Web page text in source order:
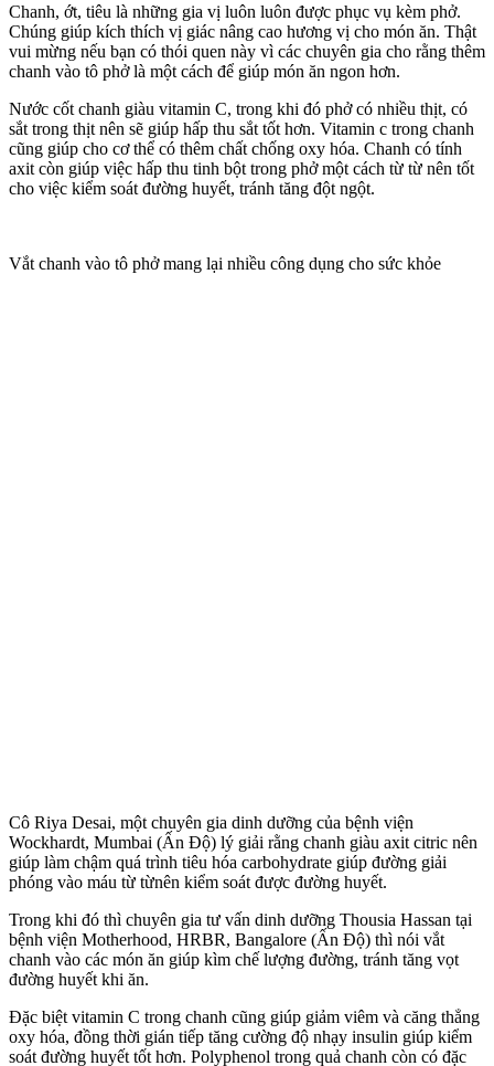
Chanh, ớt, tiêu là những gia vị luôn luôn được phục vụ kèm phở.
Chúng giúp kích thích vị giác nâng cao hương vị cho món ăn. Thật
vui mừng nếu bạn có thói quen này vì các chuyên gia cho rằng thêm
chanh vào tô phở là một cách để giúp món ăn ngon hơn.
Nước cốt chanh giàu vitamin C, trong khi đó phở có nhiều thịt, có
sắt trong thịt nên sẽ giúp hấp thu sắt tốt hơn. Vitamin c trong chanh
cũng giúp cho cơ thể có thêm chất chống oxy hóa. Chanh có tính
axit còn giúp việc hấp thu tinh bột trong phở một cách từ từ nên tốt
cho việc kiểm soát đường huyết, tránh tăng đột ngột.
Vắt chanh vào tô phở mang lại nhiều công dụng cho sức khỏe
Cô Riya Desai, một chuyên gia dinh dưỡng của bệnh viện
Wockhardt, Mumbai (Ấn Độ) lý giải rằng chanh giàu axit citric nên
giúp làm chậm quá trình tiêu hóa carbohydrate giúp đường giải
phóng vào máu từ từnên kiểm soát được đường huyết.
Trong khi đó thì chuyên gia tư vấn dinh dưỡng Thousia Hassan tại
bệnh viện Motherhood, HRBR, Bangalore (Ấn Độ) thì nói vắt
chanh vào các món ăn giúp kìm chế lượng đường, tránh tăng vọt
đường huyết khi ăn.
Đặc biệt vitamin C trong chanh cũng giúp giảm viêm và căng thẳng
oxy hóa, đồng thời gián tiếp tăng cường độ nhạy insulin giúp kiểm
soát đường huyết tốt hơn. Polyphenol trong quả chanh còn có đặc